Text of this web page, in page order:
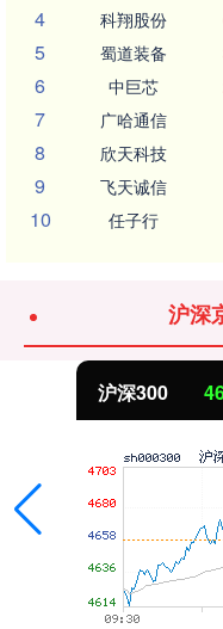
4 科翔股份
5 蜀道装备
6 中巨芯
7 广哈通信
8 欣天科技
9 飞天诚信
10 任子行
沪深
沪深300